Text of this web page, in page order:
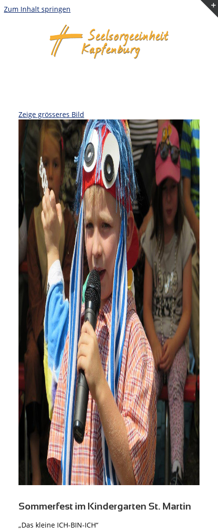
Zum Inhalt springen
Zeige grösseres Bild
Sommerfest im Kindergarten St. Martin
„Das kleine ICH-BIN-ICH“